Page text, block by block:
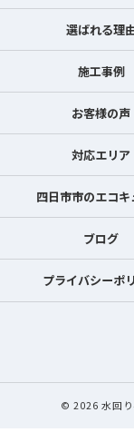
選ばれる理
施工事例
お客様の声
対応エリア
四日市市のエコキ
ブログ
プライバシーポ
© 2026 水回り